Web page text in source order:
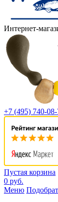
Интернет-
+7 (495) 740-
Пустая корзина
0 руб.
Меню